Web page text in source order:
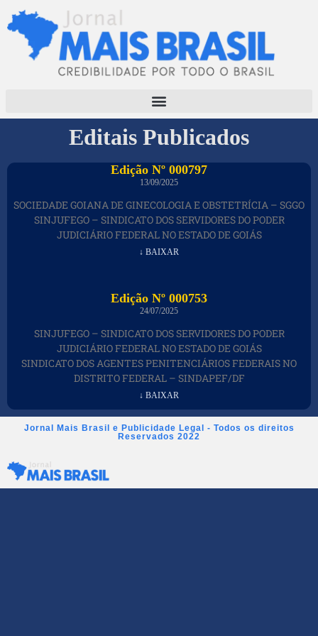
Editais Publicados
Edição Nº 000797
13/09/2025
SOCIEDADE GOIANA DE GINECOLOGIA E OBSTETRÍCIA – SGGO
SINJUFEGO – SINDICATO DOS SERVIDORES DO PODER
JUDICIÁRIO FEDERAL NO ESTADO DE GOIÁS
↓ BAIXAR
Edição Nº 000753
24/07/2025
SINJUFEGO – SINDICATO DOS SERVIDORES DO PODER
JUDICIÁRIO FEDERAL NO ESTADO DE GOIÁS
SINDICATO DOS AGENTES PENITENCIÁRIOS FEDERAIS NO
DISTRITO FEDERAL – SINDAPEF/DF
↓ BAIXAR
Jornal Mais Brasil e Publicidade Legal - Todos os direitos
Reservados 2022